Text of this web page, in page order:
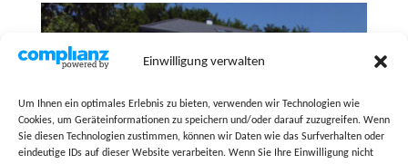
Einwilligung verwalten
Um Ihnen ein optimales Erlebnis zu bieten, verwenden wir Technologien wie
Cookies, um Geräteinformationen zu speichern und/oder darauf zuzugreifen. Wenn
Sie diesen Technologien zustimmen, können wir Daten wie das Surfverhalten oder
eindeutige IDs auf dieser Website verarbeiten. Wenn Sie Ihre Einwilligung nicht